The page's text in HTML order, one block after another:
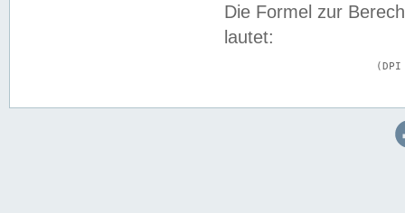
Die Formel zur
lautet: